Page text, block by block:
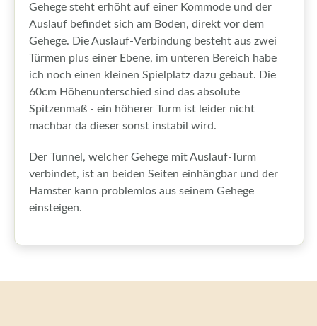
Gehege steht erhöht auf einer Kommode und der
Auslauf befindet sich am Boden, direkt vor dem
Gehege. Die Auslauf-Verbindung besteht aus zwei
Türmen plus einer Ebene, im unteren Bereich habe
ich noch einen kleinen Spielplatz dazu gebaut. Die
60cm Höhenunterschied sind das absolute
Spitzenmaß - ein höherer Turm ist leider nicht
machbar da dieser sonst instabil wird.
Der Tunnel, welcher Gehege mit Auslauf-Turm
verbindet, ist an beiden Seiten einhängbar und der
Hamster kann problemlos aus seinem Gehege
einsteigen.